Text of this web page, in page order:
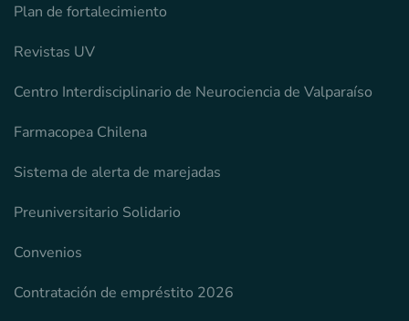
Plan de fortalecimiento
Revistas UV
Centro Interdisciplinario de Neurociencia de Valparaíso
Farmacopea Chilena
Sistema de alerta de marejadas
Preuniversitario Solidario
Convenios
Contratación de empréstito 2026